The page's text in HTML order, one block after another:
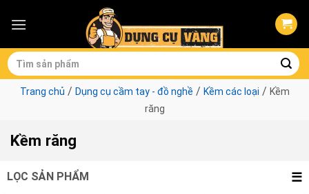
Tìm
kiếm:
Trang chủ / Dụng cụ cầm tay - đồ nghề / Kềm các loại / Kềm
răng
Kềm răng
LỌC SẢN PHẨM